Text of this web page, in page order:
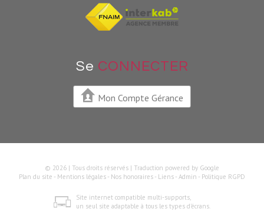
Se CONNECTER
Mon Compte Gérance
© 2026 | Tous droits réservés | Traduction powered by Google
Plan du site - Mentions légales - Nos honoraires - Liens - Admin - Politique RGPD
Site internet compatible multi-supports,
un seul site adaptable à tous les types d'écrans.